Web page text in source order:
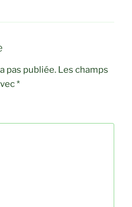
pas publiée. Les champs
*